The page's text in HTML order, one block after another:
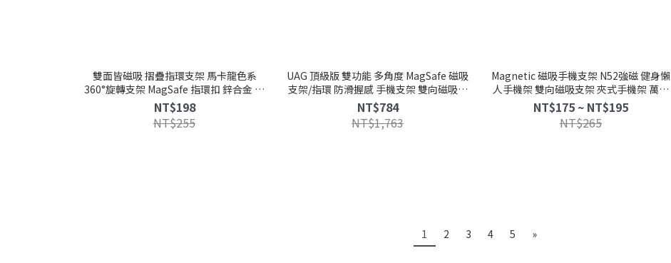
雙面皆磁吸 摺疊指環支架 馬卡龍色系
360°旋轉支架 MagSafe 指環扣 鋅合金 手
機支架 磁吸支架 雙向磁吸支架
NT$198
NT$255
UAG 頂級版 雙功能 多角度 MagSafe 磁吸
支架/指環 防滑握感 手機支架 雙向磁吸支
架 折疊收納 360度旋轉
NT$784
NT$1,763
Magnetic 磁吸手機支架 N52強磁 健身懶
人手機架 雙向磁吸支架 夾式手機架 萬向
調整 廚房磁吸手機架 直播支架
NT$175 ~ NT$195
NT$265
1 2 3 4 5 »